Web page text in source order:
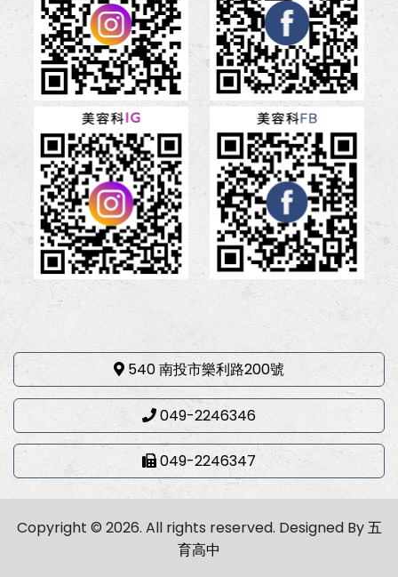
540 南投市樂利路200號
049-2246346
049-2246347
Copyright © 2026. All rights reserved. Designed By五
育高中